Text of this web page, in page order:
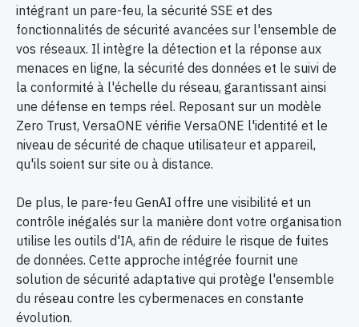
intégrant un pare-feu, la sécurité SSE et des
fonctionnalités de sécurité avancées sur l'ensemble de
vos réseaux. Il intègre la détection et la réponse aux
menaces en ligne, la sécurité des données et le suivi de
la conformité à l'échelle du réseau, garantissant ainsi
une défense en temps réel. Reposant sur un modèle
Zero Trust, VersaONE vérifie VersaONE l'identité et le
niveau de sécurité de chaque utilisateur et appareil,
qu'ils soient sur site ou à distance.
De plus, le pare-feu GenAI offre une visibilité et un
contrôle inégalés sur la manière dont votre organisation
utilise les outils d'IA, afin de réduire le risque de fuites
de données. Cette approche intégrée fournit une
solution de sécurité adaptative qui protège l'ensemble
du réseau contre les cybermenaces en constante
évolution.